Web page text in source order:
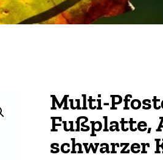
Multi-
Fußplatte,
schwarzer